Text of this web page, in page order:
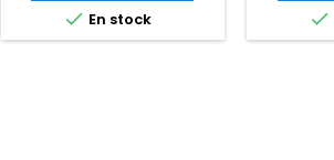
 En stock 